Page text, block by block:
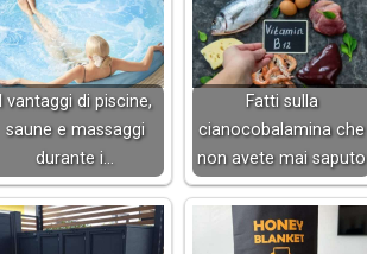
I vantaggi di piscine,
saune e massaggi
durante i…
Fatti sulla
cianocobalamina che
non avete mai saputo